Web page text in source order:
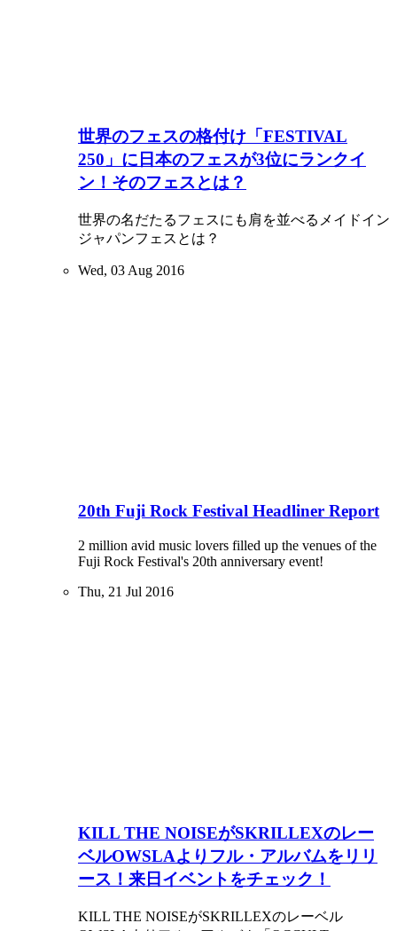
世界のフェスの格付け「FESTIVAL
250」に日本のフェスが3位にランクイ
ン！そのフェスとは？
世界の名だたるフェスにも肩を並べるメイドイン
ジャパンフェスとは？
Wed, 03 Aug 2016
20th Fuji Rock Festival Headliner Report
2 million avid music lovers filled up the venues of the
Fuji Rock Festival's 20th anniversary event!
Thu, 21 Jul 2016
KILL THE NOISEがSKRILLEXのレー
ベルOWSLAよりフル・アルバムをリリ
ース！来日イベントをチェック！
KILL THE NOISEがSKRILLEXのレーベル